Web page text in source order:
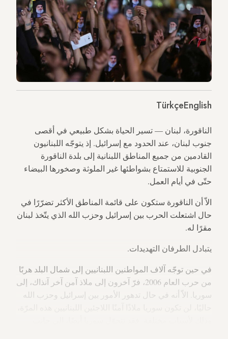
English
Türkçe
الناقورة، لبنان — تسير الحياة بشكل طبيعي في أقصى
جنوب لبنان، عند الحدود مع إسرائيل. إذ يتوجّه اللبنانيون
القادمين من جميع المناطق اللبنانية إلى بلدة الناقورة
الجنوبية للاستمتاع بشواطئها غير الملوثة وصخورها البيضاء
حتّى في أيام العمل.
الاّ أن الناقورة ستكون على قائمة المناطق الأكثر تضرّرًا في
حال اشتعلت الحرب بين إسرائيل وحزب الله الذي يتّخذ لبنان
مقرًا له.
يتبادل الطرفان التهديدات.
في حين توجّه آلاف المواطنين اللبنانيين إلى شمال البلد هربًا
من حرب العام 2006، فرّ آخرون إلى ملاذ آمن آخر آنذاك، إلى
سوريا. الاّ أنه في حال تدهور الأمور بين إسرائيل وحزب الله